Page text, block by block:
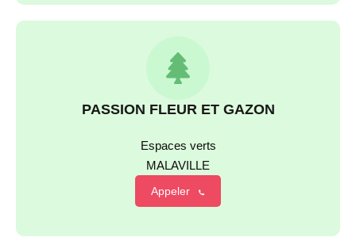
PASSION FLEUR ET GAZON
Espaces verts
MALAVILLE
Appeler